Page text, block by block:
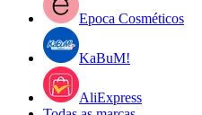
Epoca Cosméticos
KaBuM!
AliExpress